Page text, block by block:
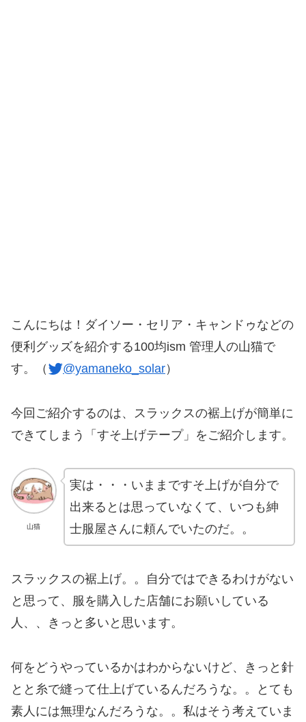
こんにちは！ダイソー・セリア・キャンドゥなどの
便利グッズを紹介する100均ism 管理人の山猫で
す。（
@yamaneko_solar）
今回ご紹介するのは、スラックスの裾上げが簡単に
できてしまう「すそ上げテープ」をご紹介します。
山猫
実は・・・いままですそ上げが自分で
出来るとは思っていなくて、いつも紳
士服屋さんに頼んでいたのだ。。
スラックスの裾上げ。。自分ではできるわけがない
と思って、服を購入した店舗にお願いしている
人、、きっと多いと思います。
何をどうやっているかはわからないけど、きっと針
とと糸で縫って仕上げているんだろうな。。とても
素人には無理なんだろうな。。私はそう考えていま